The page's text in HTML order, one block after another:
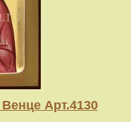
Арт.4130